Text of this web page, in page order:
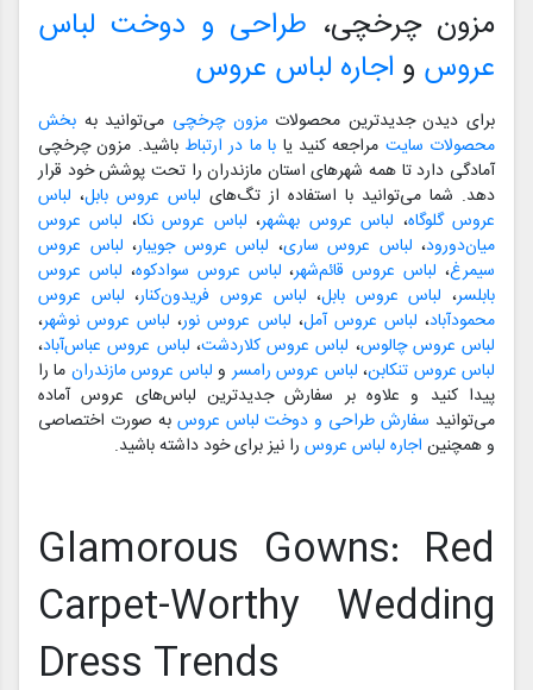
مزون چرخچی، طراحی و دوخت لباس
عروس و اجاره لباس عروس
برای دیدن جدیدترین محصولاتمزون چرخچی می‌توانید به بخش
محصولات سایت مراجعه کنید یا با ما در ارتباط باشید. مزون چرخچی
آمادگی دارد تا همه شهرهای استان مازندران را تحت پوشش خود قرار
دهد. شما می‌توانید با استفاده از تگ‌های لباس عروس بابل، لباس
عروس گلوگاه، لباس عروس بهشهر، لباس عروس نکا، لباس عروس
میان‌دورود، لباس عروس ساری، لباس عروس جویبار، لباس عروس
سیمرغ، لباس عروس قائم‌شهر، لباس عروس سوادکوه، لباس عروس
بابلسر، لباس عروس بابل، لباس عروس فریدون‌کنار، لباس عروس
محمودآباد، لباس عروس آمل، لباس عروس نور، لباس عروس نوشهر،
لباس عروس چالوس، لباس عروس کلاردشت، لباس عروس عباس‌آباد،
لباس عروس تنکابن، لباس عروس رامسر و لباس عروس مازندران ما را
پیدا کنید و علاوه بر سفارش جدیدترین لباس‌های عروس آماده
می‌توانید سفارش طراحی و دوخت لباس عروس به صورت اختصاصی
و همچنین اجاره لباس عروس را نیز برای خود داشته باشید.
Glamorous Gowns: Red
Carpet-Worthy Wedding
Dress Trends